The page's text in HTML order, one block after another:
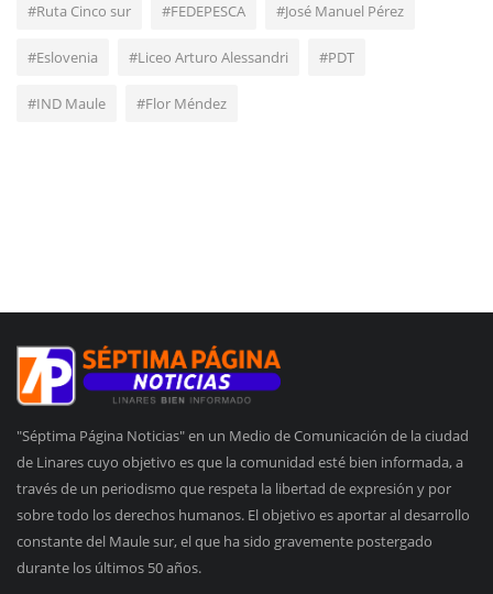
#Ruta Cinco sur #FEDEPESCA #José Manuel Pérez
#Eslovenia #Liceo Arturo Alessandri #PDT
#IND Maule #Flor Méndez
"Séptima Página Noticias" en un Medio de Comunicación de la ciudad
de Linares cuyo objetivo es que la comunidad esté bien informada, a
través de un periodismo que respeta la libertad de expresión y por
sobre todo los derechos humanos. El objetivo es aportar al desarrollo
constante del Maule sur, el que ha sido gravemente postergado
durante los últimos 50 años.